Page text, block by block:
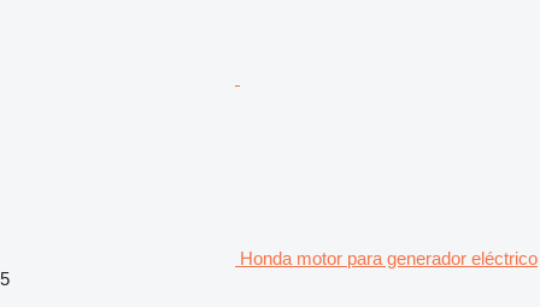
Honda motor para generador eléctrico
5